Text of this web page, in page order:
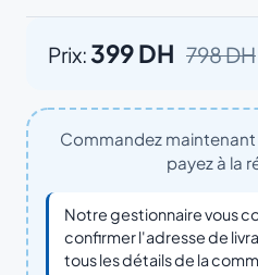
Prix:399 DH 798 DH
Commandez
payez à la
Notre gestionnaire vous
confirmer l'adresse de
tous les détails de la